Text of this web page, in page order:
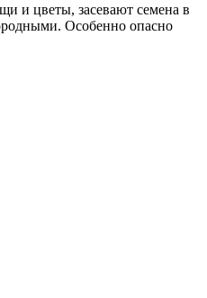
и цветы, засевают семена в
Особенно опасно